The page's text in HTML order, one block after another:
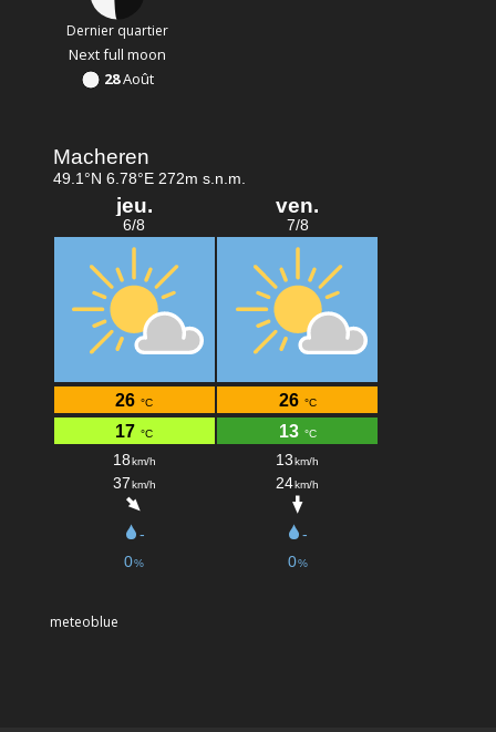
Dernier quartier
Next full moon
28Août
meteoblue